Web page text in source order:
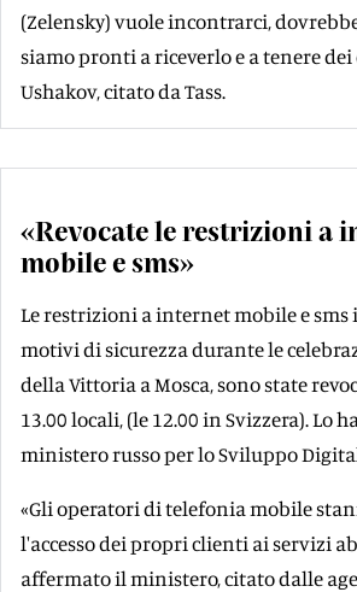
(Zelensky) vuole incontrarci,
siamo pronti a riceverlo e a tenere
Ushakov, citato da Tass.
«Revocate le restrizioni a
mobile e sms»
Le restrizioni a internet mobile e
motivi di sicurezza durante le
della Vittoria a Mosca, sono state
13.00 locali, (le 12.00 in Svizzera). Lo
ministero russo per lo Sviluppo
«Gli operatori di telefonia mobile
l'accesso dei propri clienti ai servizi
affermato il ministero, citato dalle